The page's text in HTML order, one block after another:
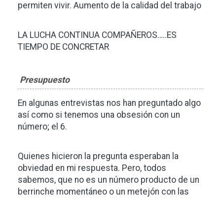
permiten vivir. Aumento de la calidad del trabajo
LA LUCHA CONTINUA COMPAÑEROS…..ES
TIEMPO DE CONCRETAR
Presupuesto
En algunas entrevistas nos han preguntado algo
así como si tenemos una obsesión con un
número; el 6.
Quienes hicieron la pregunta esperaban la
obviedad en mi respuesta. Pero, todos
sabemos, que no es un número producto de un
berrinche momentáneo o un metejón con las